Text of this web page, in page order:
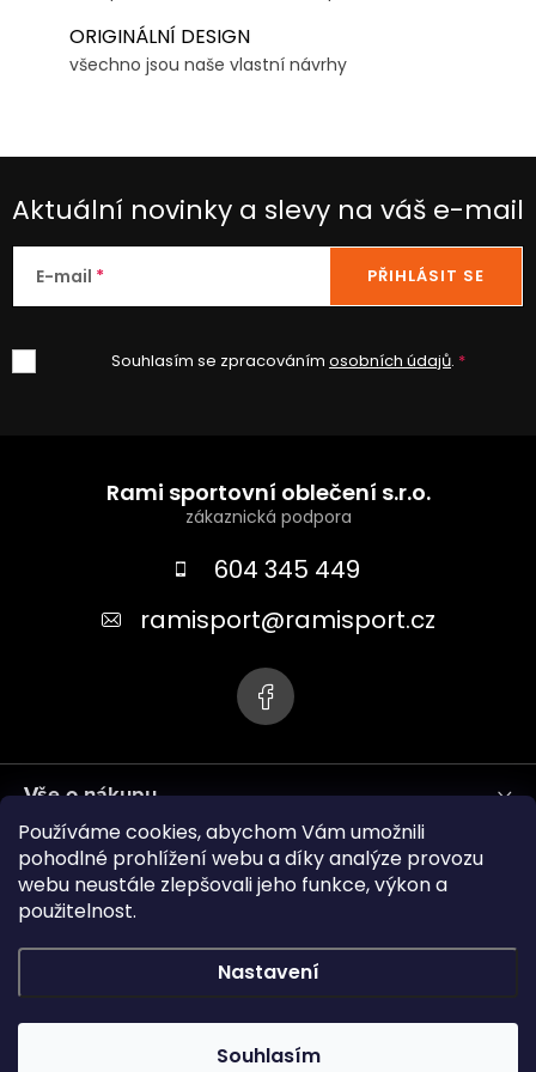
Používáme cookies, abychom Vám umožnili
pohodlné prohlížení webu a díky analýze provozu
webu neustále zlepšovali jeho funkce, výkon a
použitelnost.
Nastavení
Souhlasím
ORIGINÁLNÍ DESIGN
všechno jsou naše vlastní návrhy
Aktuální novinky a slevy na váš e-mail
E-mail
Souhlasím se zpracováním osobních údajů.
PŘIHLÁSIT SE
Rami sportovní oblečení s.r.o.
604 345 449
ramisport@ramisport.cz
Vše o nákupu
Informace pro vás
Copyright 2026RAMISPORT. Všechna práva vyhrazena.